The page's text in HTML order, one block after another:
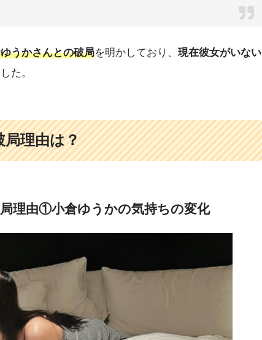
うかさんとの破局を明かしており、 現在彼女がいない
た。
局理由は？
理由①小倉ゆうかの気持ちの変化